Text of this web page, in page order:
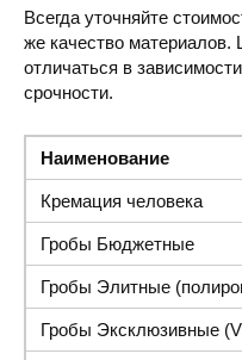
Всегда уточняйте
же качество материалов.
отличаться в
срочности.
Наименование
Кремация человека
Гробы Бюджетные
Гробы Элитные
Гробы Эксклюзивные